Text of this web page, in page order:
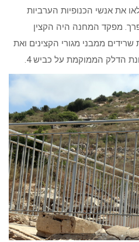
בו כלאו את אנשי הכנופיות הערביות
מפקד המחנה היה הקצין
שרידים ממבני מגורי הקצינים ואת
הדלק הממוקמת על כביש 4.